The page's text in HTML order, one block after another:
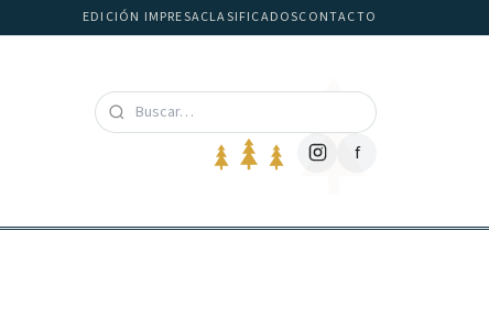
EDICIÓN IMPRESACLASIFICADOSCONTACTO
f